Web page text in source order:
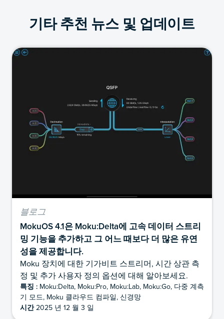
기타 추천 뉴스 및 업데이트
블로그
MokuOS 4.1은 Moku:Delta에 고속 데이터 스트리
밍 기능을 추가하고 그 어느 때보다 더 많은 유연
성을 제공합니다.
Moku 장치에 대한 기가비트 스트리머, 시간 상관 측
정 및 추가 사용자 정의 옵션에 대해 알아보세요.
특징 : Moku:Delta, Moku:Pro, Moku:Lab, Moku:Go, 다중 계측
기 모드, Moku 클라우드 컴파일, 신경망
시간2025 년 12 월 3 일